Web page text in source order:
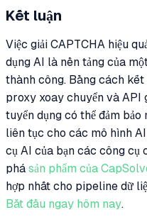
Kết luận
Việc giải CAPTCHA hiệu
dụng AI là nền tảng của
thành công. Bằng cách
proxy xoay chuyển và API
tuyển dụng có thể đảm
liên tục cho các mô hình
cụ AI của bạn các công cụ
phá sản phẩm của
hợp nhất cho pipeline dữ
Bắt đầu ngay hôm nay.